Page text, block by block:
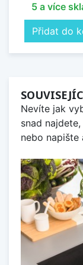
5 a více
Přidat do
Nevíte jak
snad
nebo napište